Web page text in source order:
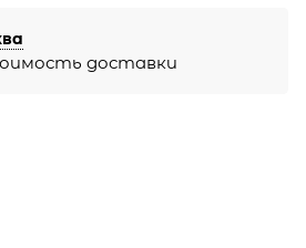
доставки